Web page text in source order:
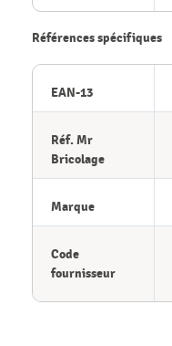
Références spécifiques
EAN-13
Réf. Mr
Bricolage
Marque
Code
fournisseur